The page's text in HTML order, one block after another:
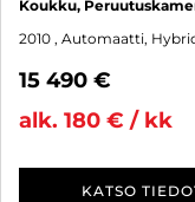
Koukku,
2010 , Automaatti,
15 490 €
alk. 180 € / kk
KATSO